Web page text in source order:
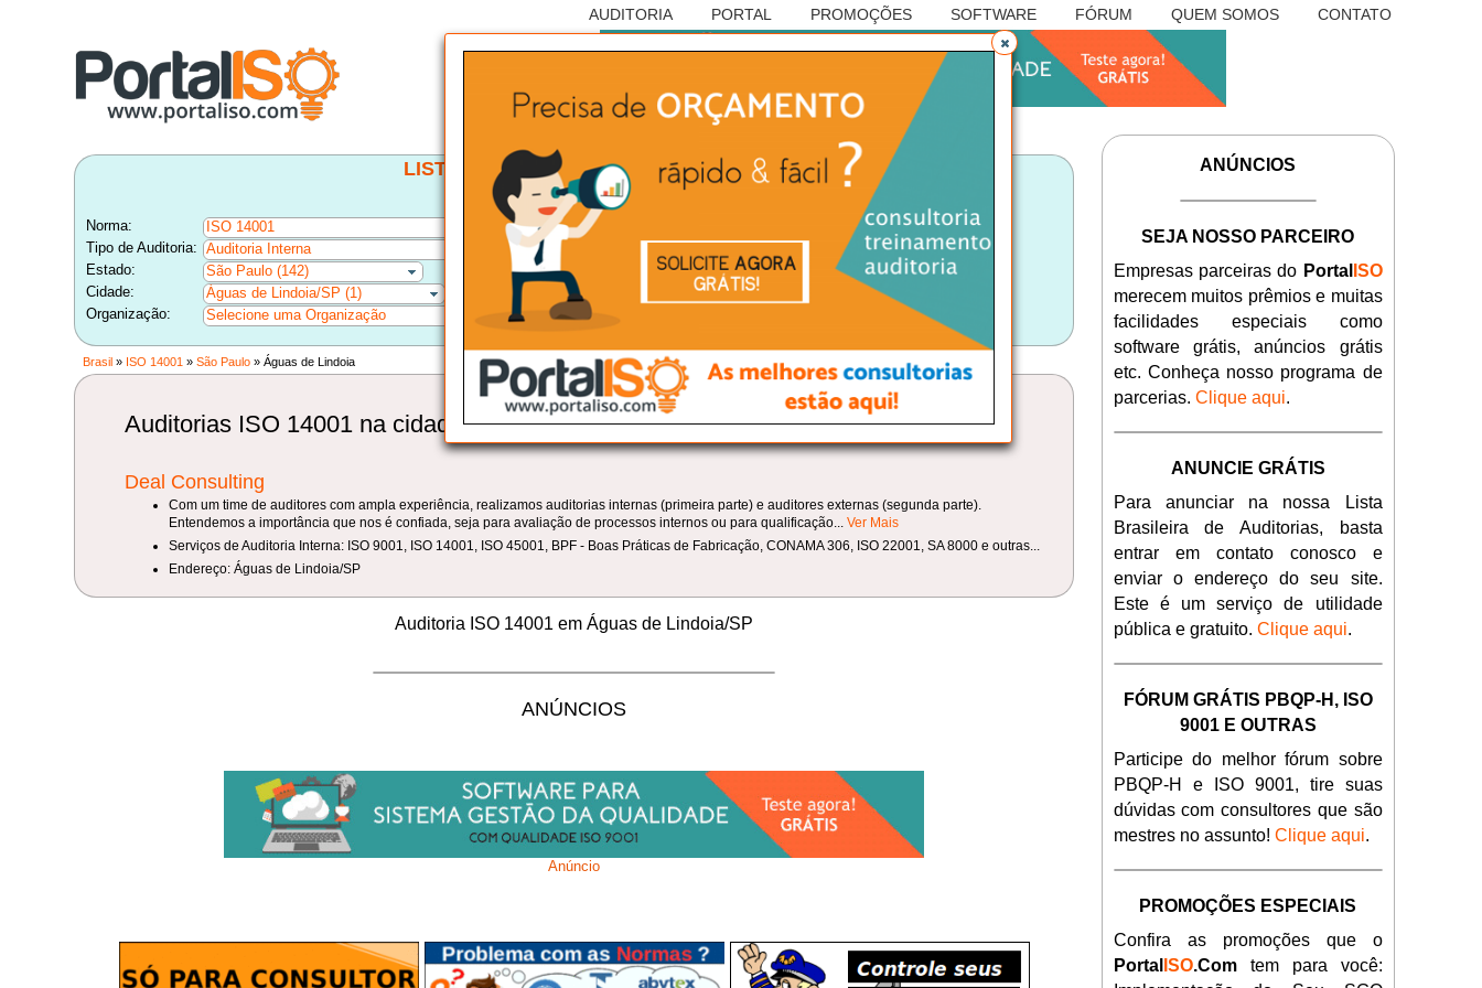
AUDITORIA PORTAL PROMOÇÕES SOFTWARE FÓRUM QUEM SOMOS CONTATO
Anúncio
LISTA BRASILEIRA DE AUDITORIAS
ISO 14001
Norma:
ISO 14001
Tipo de Auditoria:
Auditoria Interna
Estado:
São Paulo (142)
Cidade:
Águas de Lindoia/SP (1)
Organização:
Selecione uma Organização
ANÚNCIOS
SEJA NOSSO PARCEIRO
Empresas parceiras do PortalISO
merecem muitos prêmios e muitas
facilidades especiais como
software grátis, anúncios grátis
etc. Conheça nosso programa de
parcerias. Clique aqui.
ANUNCIE GRÁTIS
Para anunciar na nossa Lista
Brasileira de Auditorias, basta
entrar em contato conosco e
enviar o endereço do seu site.
Este é um serviço de utilidade
pública e gratuito. Clique aqui.
FÓRUM GRÁTIS PBQP-H, ISO
9001 E OUTRAS
Participe do melhor fórum sobre
PBQP-H e ISO 9001, tire suas
dúvidas com consultores que são
mestres no assunto! Clique aqui.
PROMOÇÕES ESPECIAIS
Confira as promoções que o
PortalISO.Comtem para você:
Brasil» ISO 14001 » São Paulo» Águas de Lindoia
Auditorias ISO 14001 na cidade de Águas de Lindoia/SP:
Deal Consulting
Com um time de auditores com ampla experiência, realizamos auditorias internas (primeira parte) e auditores externas (segunda parte).
Entendemos a importância que nos é confiada, seja para avaliação de processos internos ou para qualificação...Ver Mais
Serviços de Auditoria Interna: ISO 9001, ISO 14001, ISO 45001, BPF - Boas Práticas de Fabricação, CONAMA 306, ISO 22001, SA 8000 e outras...
Endereço: Águas de Lindoia/SP
Auditoria ISO 14001 em Águas de Lindoia/SP
ANÚNCIOS
Anúncio